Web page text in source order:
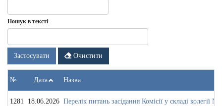
Дата
по
Пошук в тексті
Застосувати Очистити
№ Дата Назва
1281 18.06.2026 Перелік питань засідання Комісії у складі колегії №